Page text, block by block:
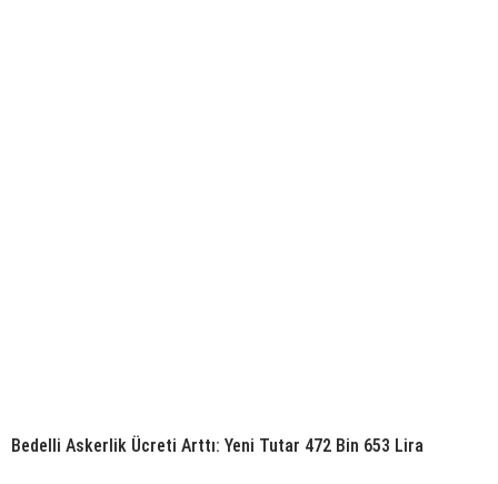
Bedelli Askerlik Ücreti Arttı: Yeni Tutar 472 Bin 653 Lira